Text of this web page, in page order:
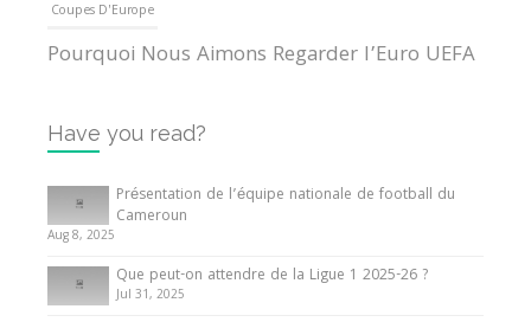
Coupes D'Europe
Pourquoi Nous Aimons Regarder l’Euro UEFA
Internationales
Tout ce que vous devez savoir sur la Coupe
d’Afrique des Nations
10 May 2024
Internationales
Have you read?
Présentation de l’équipe nationale de football du
Cameroun
Aug 8, 2025
Que peut-on attendre de la Ligue 1 2025-26 ?
Jul 31, 2025